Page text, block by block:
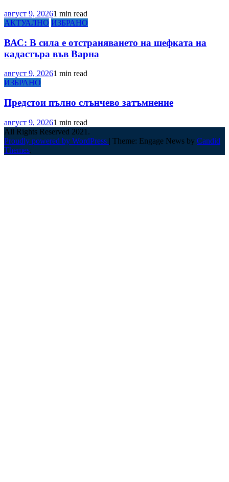
август 9, 20261 min read
АКТУАЛНО ИЗБРАНО
ВАС: В сила е отстраняването на шефката на
кадастъра във Варна
август 9, 20261 min read
ИЗБРАНО
Предстои пълно слънчево затъмнение
август 9, 20261 min read
All Rights Reserved 2021.
Proudly powered by WordPress | Theme: Engage News by Candid
Themes.